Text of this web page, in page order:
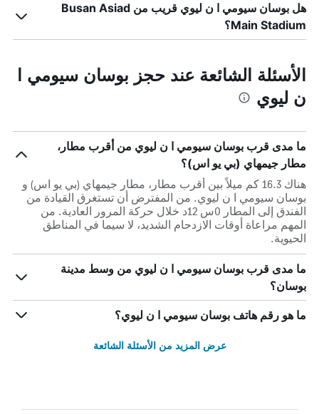
هل بوسان سيومي ا ن ليوي قريب من Busan Asiad
Main Stadium؟
الأسئلة الشائعة عند حجز بوسان سيومي ا
ن ليوي
ما مدى قرب بوسان سيومي ا ن ليوي من أقرب مطار،
مطار جيمهاي (بي يو اس)؟
هناك 16.3 كم ميلاً بين أقرب مطار، مطار جيمهاي (بي يو اس) و
بوسان سيومي ا ن ليوي. من المفترض أن تستغرق القيادة من
الفندق إلى المطار 0س 12د خلال حركة المرور العادية. من
المهم مراعاة أوقات الازدحام الشديد، لا سيما في المناطق
الحيوية.
ما مدى قرب بوسان سيومي ا ن ليوي من وسط مدينة
بوسان؟
ما هو رقم هاتف بوسان سيومي ا ن ليوي؟
عرض المزيد من الأسئلة الشائعة